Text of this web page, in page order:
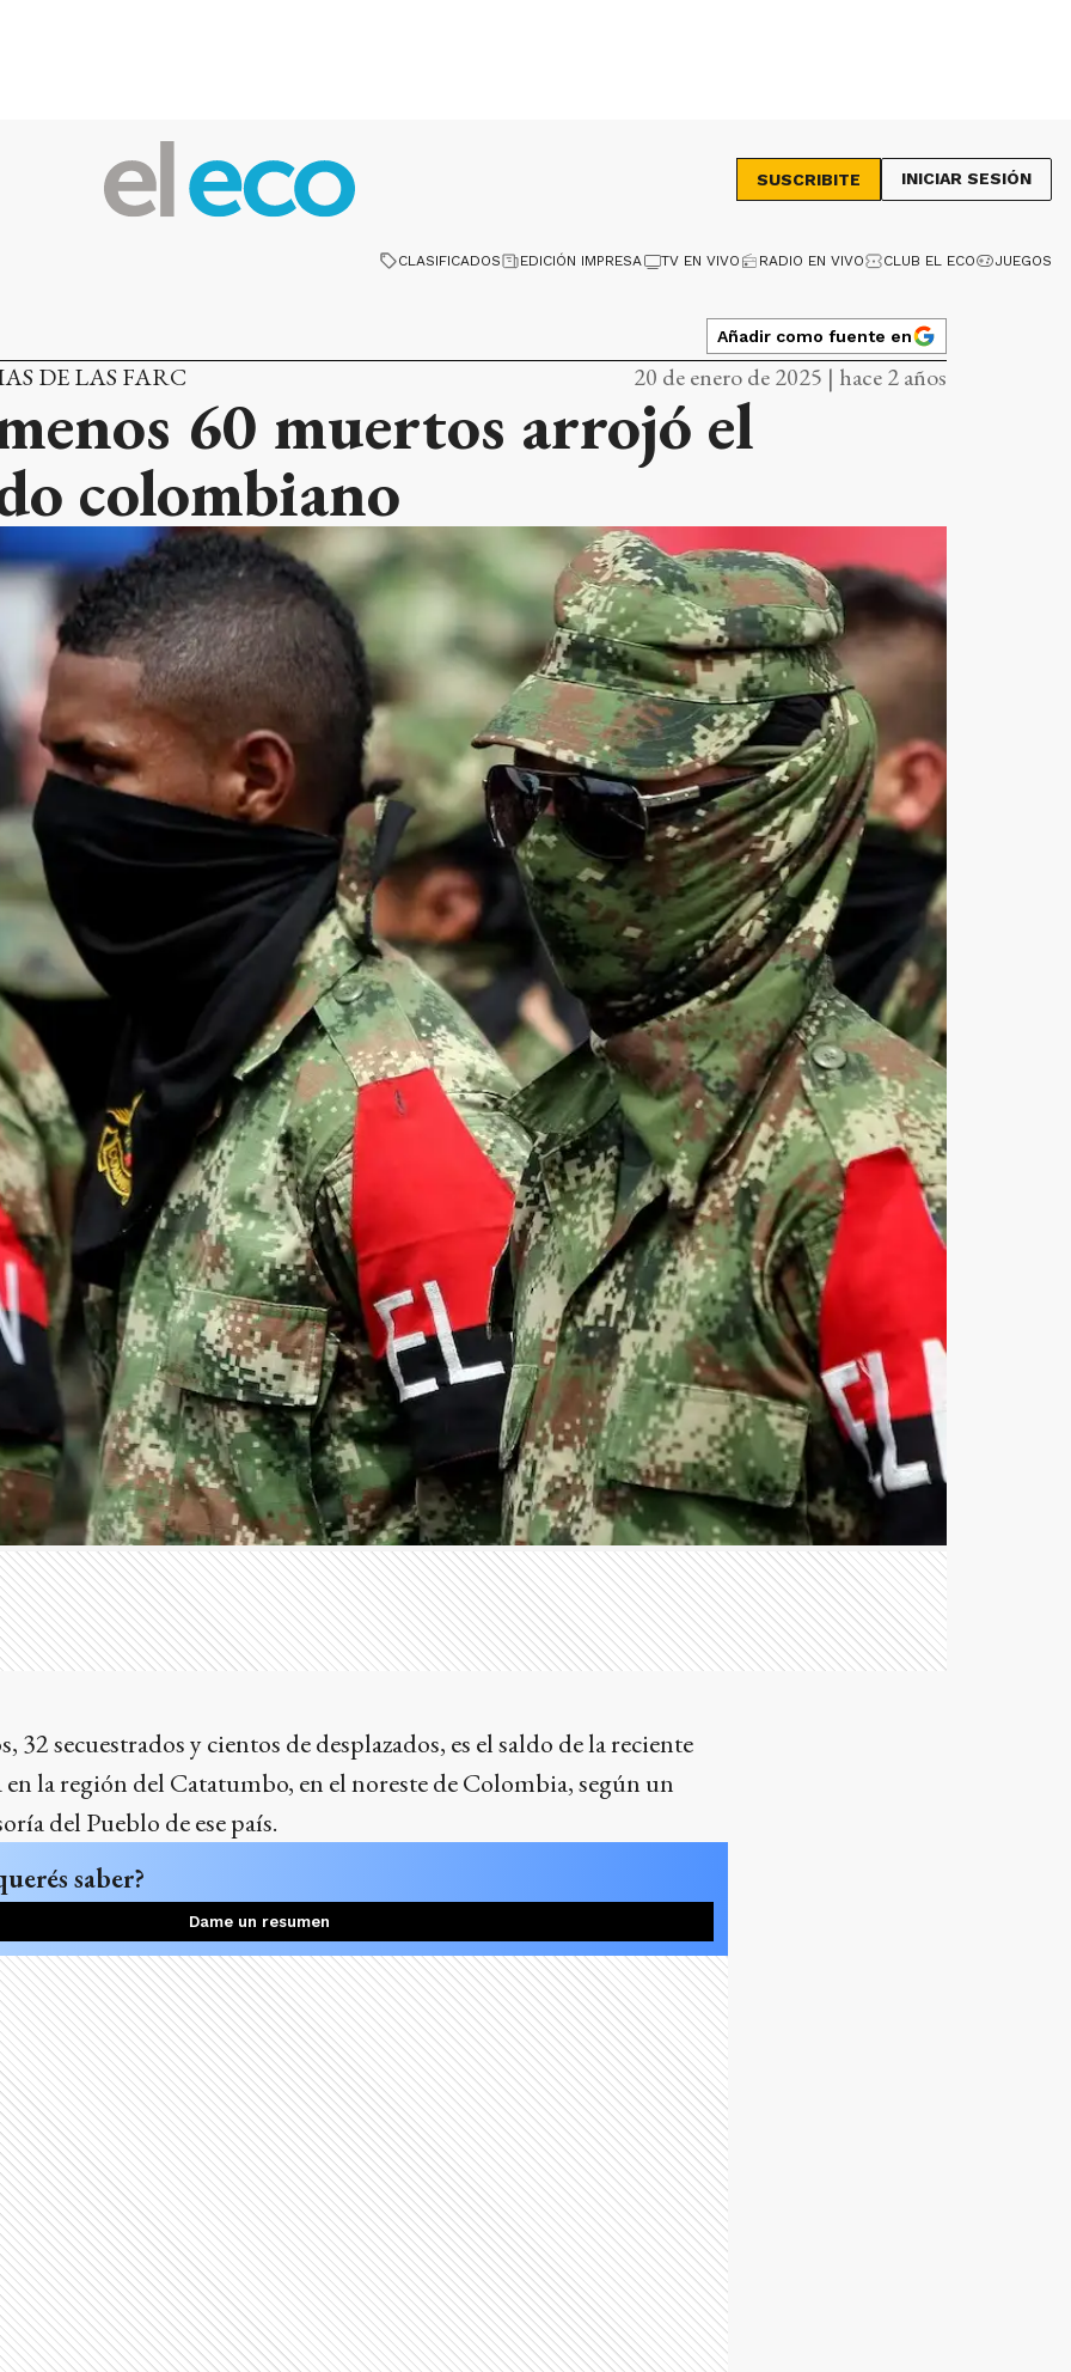
SUSCRIBITE INICIAR SESIÓN
CLASIFICADOS EDICIÓN IMPRESA TV EN VIVO RADIO EN VIVO CLUB EL ECO JUEGOS
Añadir como fuente en
DE LAS FARC 20 de enero de 2025 | hace 2 años
60 muertos arrojó el
colombiano
32 secuestrados y cientos de desplazados, es el saldo de la reciente
en la región del Catatumbo, en el noreste de Colombia, según un
del Pueblo de ese país.
saber?
Dame un resumen